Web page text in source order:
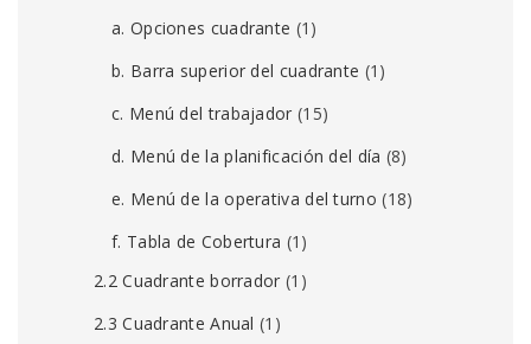
a. Opciones cuadrante (1)
b. Barra superior del cuadrante (1)
c. Menú del trabajador (15)
d. Menú de la planificación del día (8)
e. Menú de la operativa del turno (18)
f. Tabla de Cobertura (1)
2.2 Cuadrante borrador (1)
2.3 Cuadrante Anual (1)